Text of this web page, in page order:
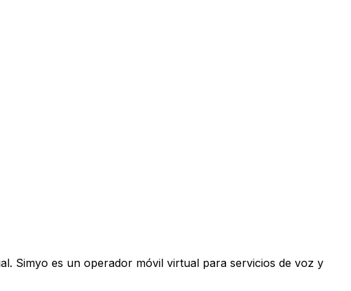
Simyo es un operador móvil virtual para servicios de voz y